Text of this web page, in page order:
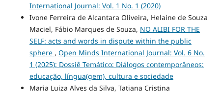
International Journal: Vol. 1 No. 1 (2020)
Ivone Ferreira de Alcantara Oliveira, Helaine de Souza
Maciel, Fábio Marques de Souza, NO ALIBI FOR THE
SELF: acts and words in dispute within the public
sphere , Open Minds International Journal: Vol. 6 No.
1 (2025): Dossiê Temático: Diálogos contemporâneos:
educação, língua(gem), cultura e sociedade
Maria Luiza Alves da Silva, Tatiana Cristina